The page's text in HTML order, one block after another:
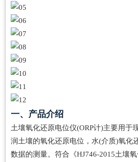
一、产品介绍
土壤氧化还原电位仪(ORP计)主要用于
润土壤的氧化还原电位，水(介质)氧化
数据的测量。符合《HJ746-2015土壤